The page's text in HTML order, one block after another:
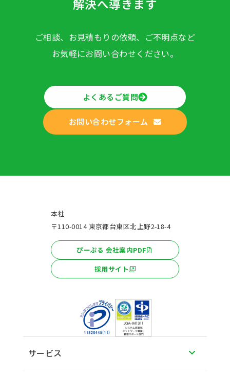
解決へ導きます
ご相談、お見積もりの依頼、ご不明点など
お気軽にお問い合わせください。
よくあるご質問
お問い合わせフォーム
本社
〒110-0014 東京都台東区北上野2-18-4
ぴーぷる 会社案内PDF
採用サイト
サービス